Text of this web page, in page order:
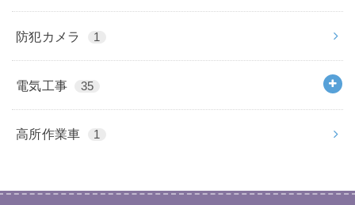
防犯カメラ 1
電気工事 35
高所作業車 1